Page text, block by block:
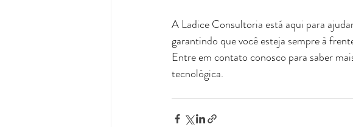
A Ladice Consultoria está aqui para
garantindo que você esteja sempre à
Entre em contato conosco para saber
tecnológica.